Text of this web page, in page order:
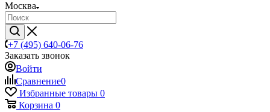
Москва
+7 (495) 640-06-76
Заказать звонок
Войти
Сравнение0
Избранные товары 0
Корзина 0